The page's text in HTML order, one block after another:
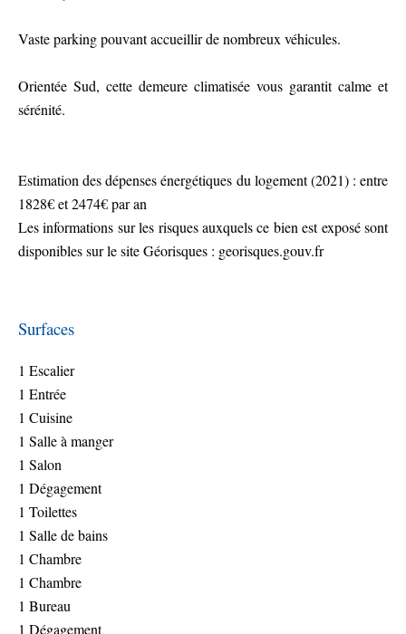
Vaste parking pouvant accueillir de nombreux véhicules.
Orientée Sud, cette demeure climatisée vous garantit calme et
sérénité.
Estimation des dépenses énergétiques du logement (2021) : entre
1828€ et 2474€ par an
Les informations sur les risques auxquels ce bien est exposé sont
disponibles sur le site Géorisques : georisques.gouv.fr
Surfaces
1 Escalier
1 Entrée
1 Cuisine
1 Salle à manger
1 Salon
1 Dégagement
1 Toilettes
1 Salle de bains
1 Chambre
1 Chambre
1 Bureau
1 Dégagement